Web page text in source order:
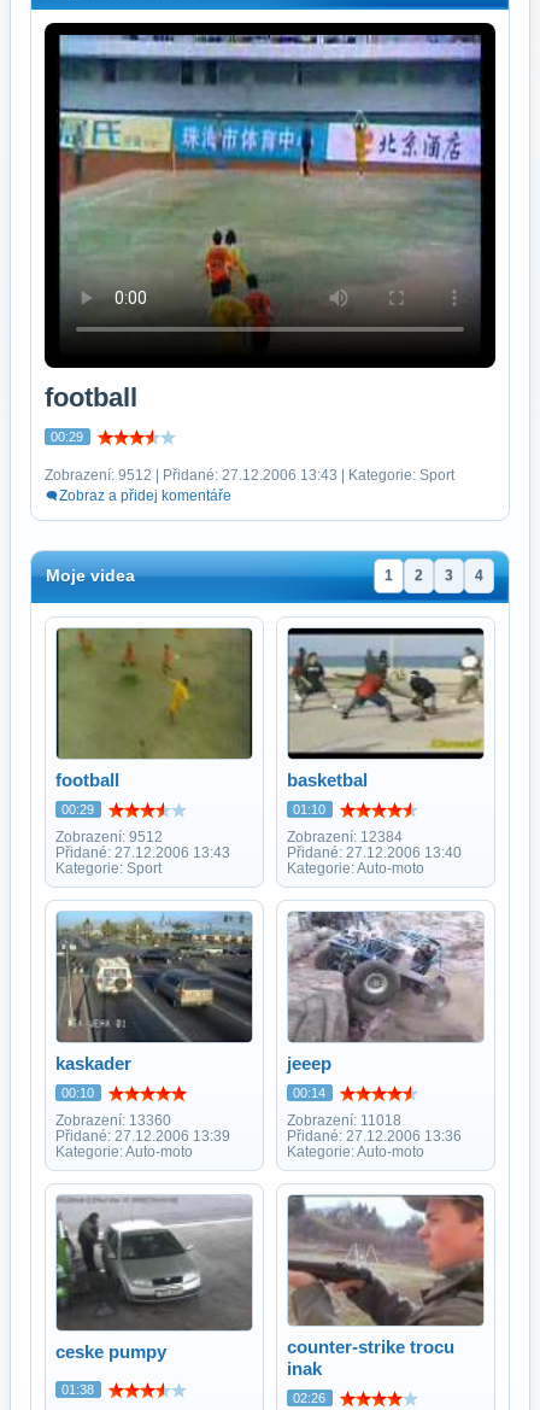
football
00:29
Zobrazení: 9512 | Přidané: 27.12.2006 13:43 | Kategorie: Sport
Zobraz a přidej komentáře
Moje videa 1 2 3 4
football
00:29
Zobrazení: 9512
Přidané: 27.12.2006 13:43
Kategorie: Sport
basketbal
01:10
Zobrazení: 12384
Přidané: 27.12.2006 13:40
Kategorie: Auto-moto
kaskader
00:10
Zobrazení: 13360
Přidané: 27.12.2006 13:39
Kategorie: Auto-moto
jeeep
00:14
Zobrazení: 11018
Přidané: 27.12.2006 13:36
Kategorie: Auto-moto
ceske pumpy
01:38
counter-strike trocu
inak
02:26